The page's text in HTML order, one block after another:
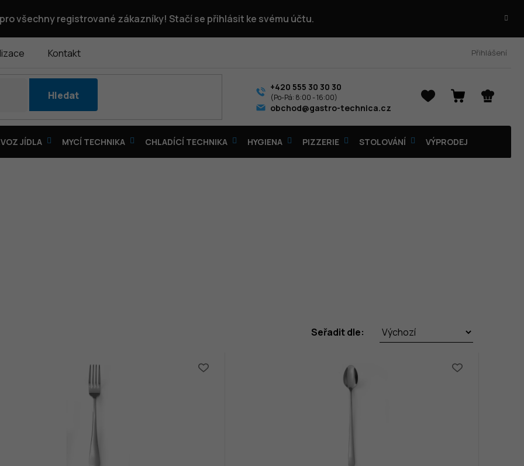
pro všechny registrované zákazníky! Stačí se přihlásit ke svému účtu.
Kontakt Přihlášení
Hledat
NÁKUPNÍ
+420 555 30 30 30
obchod@gastro-technica.cz
JÍDLA MYCÍ TECHNIKA CHLADÍCÍ TECHNIKA HYGIENA PIZZERIE STOLOVÁNÍ VÝPRODEJ
Seřadit dle: